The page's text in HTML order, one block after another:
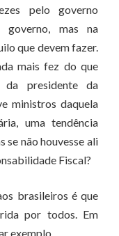
pelo governo
governo, mas na
que devem fazer.
mais fez do que
da presidente da
ministros daquela
uma tendência
se não houvesse ali
Fiscal?
brasileiros é que
por todos. Em
exemplo.